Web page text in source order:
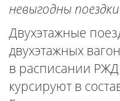
невыгодны
Двухэтажные
двухэтажных
в расписании РЖД
курсируют в